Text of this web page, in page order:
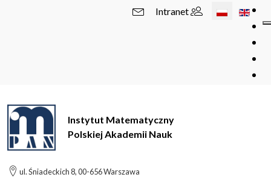
Wybierz swój
Intranet
Instytut Matematyczny
Polskiej Akademii Nauk
ul. Śniadeckich 8, 00-656 Warszawa